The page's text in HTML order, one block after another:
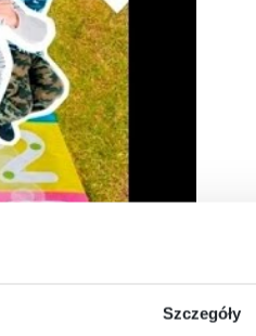
Szczegóły